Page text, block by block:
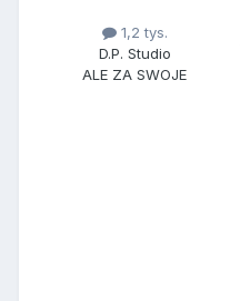
1,2 tys.
D.P. Studio
ALE ZA SWOJE